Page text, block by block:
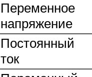
Переменное
напряжение
Постоянный
ток